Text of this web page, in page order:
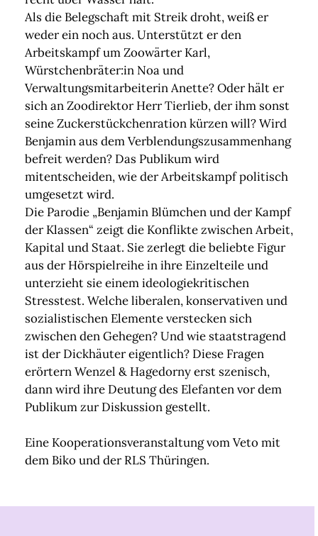
Als die Belegschaft mit Streik droht, weiß er
weder ein noch aus. Unterstützt er den
Arbeitskampf um Zoowärter Karl,
Würstchenbräter:in Noa und
Verwaltungsmitarbeiterin Anette? Oder hält er
sich an Zoodirektor Herr Tierlieb, der ihm sonst
seine Zuckerstückchenration kürzen will? Wird
Benjamin aus dem Verblendungszusammenhang
befreit werden? Das Publikum wird
mitentscheiden, wie der Arbeitskampf politisch
umgesetzt wird.
Die Parodie „Benjamin Blümchen und der Kampf
der Klassen“ zeigt die Konflikte zwischen Arbeit,
Kapital und Staat. Sie zerlegt die beliebte Figur
aus der Hörspielreihe in ihre Einzelteile und
unterzieht sie einem ideologiekritischen
Stresstest. Welche liberalen, konservativen und
sozialistischen Elemente verstecken sich
zwischen den Gehegen? Und wie staatstragend
ist der Dickhäuter eigentlich? Diese Fragen
erörtern Wenzel & Hagedorny erst szenisch,
dann wird ihre Deutung des Elefanten vor dem
Publikum zur Diskussion gestellt.
Eine Kooperationsveranstaltung vom Veto mit
dem Biko und der RLS Thüringen.